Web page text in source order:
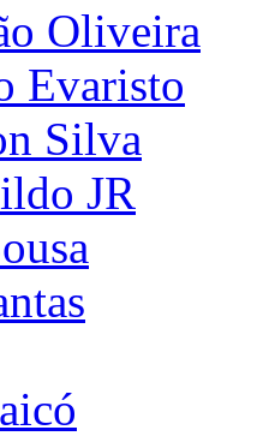
Oliveira
Evaristo
Silva
JR